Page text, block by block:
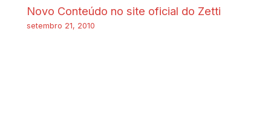
Novo Conteúdo no site oficial do Zetti
setembro 21, 2010